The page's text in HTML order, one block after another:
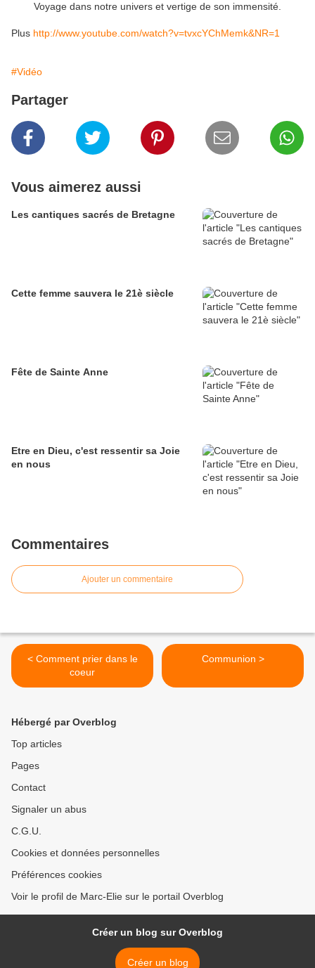
Voyage dans notre univers et vertige de son immensité.
Plus http://www.youtube.com/watch?v=tvxcYChMemk&NR=1
#Vidéo
Partager
Vous aimerez aussi
Les cantiques sacrés de Bretagne
Cette femme sauvera le 21è siècle
Fête de Sainte Anne
Etre en Dieu, c'est ressentir sa Joie
en nous
Commentaires
Ajouter un commentaire
< Comment prier dans le
coeur
Communion >
Hébergé par Overblog
Top articles
Pages
Contact
Signaler un abus
C.G.U.
Cookies et données personnelles
Préférences cookies
Voir le profil de Marc-Elie sur le portail Overblog
Créer un blog sur Overblog
Créer un blog